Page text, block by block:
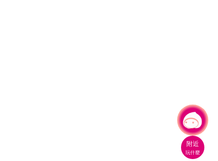
附近
玩什麼